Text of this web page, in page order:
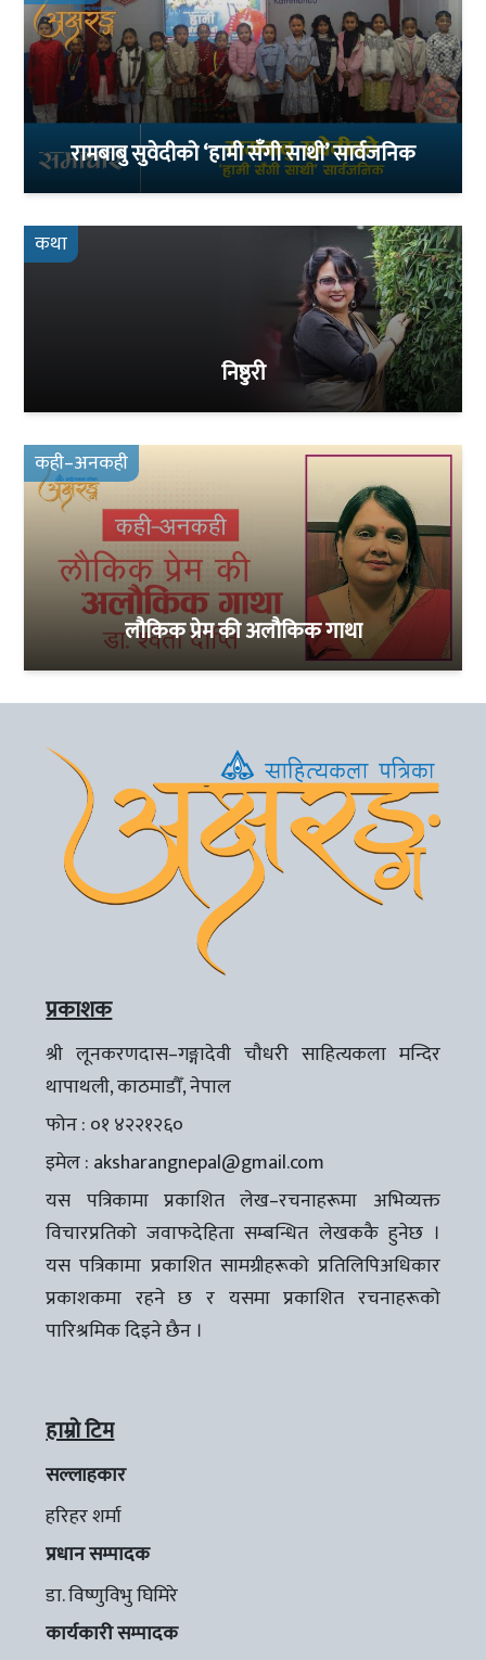
रामबाबु सुवेदीको ‘हामी सँगी साथी’ सार्वजनिक
कथा
निष्ठुरी
कही–अनकही
लौकिक प्रेम की अलौकिक गाथा
प्रकाशक
श्री लूनकरणदास–गङ्गादेवी चौधरी साहित्यकला मन्दिर
थापाथली, काठमाडौँ, नेपाल
फोन : ०१ ४२२१२६०
इमेल : aksharangnepal@gmail.com
यस पत्रिकामा प्रकाशित लेख–रचनाहरूमा अभिव्यक्त
विचारप्रतिको जवाफदेहिता सम्बन्धित लेखककै हुनेछ ।
यस पत्रिकामा प्रकाशित सामग्रीहरूको प्रतिलिपिअधिकार
प्रकाशकमा रहने छ र यसमा प्रकाशित रचनाहरूको
पारिश्रमिक दिइने छैन ।
हाम्रो टिम
सल्लाहकार
हरिहर शर्मा
प्रधान सम्पादक
डा. विष्णुविभु घिमिरे
कार्यकारी सम्पादक